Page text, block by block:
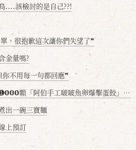
....該檢討的是自己??!
，很抱歉這次讓你們失望了❞
金量嗎?
不用每一句都回應❞
魚卵爆擊蛋餃」台北已被搶爆2萬顆，最後名額門前隱味只留給你！🥟💥
出一碗三寶麵
上預訂